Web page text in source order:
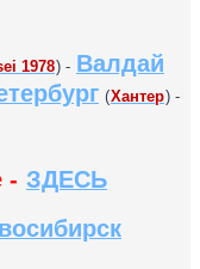
1978) - Валдай
(Хантер) -
- ЗДЕСЬ